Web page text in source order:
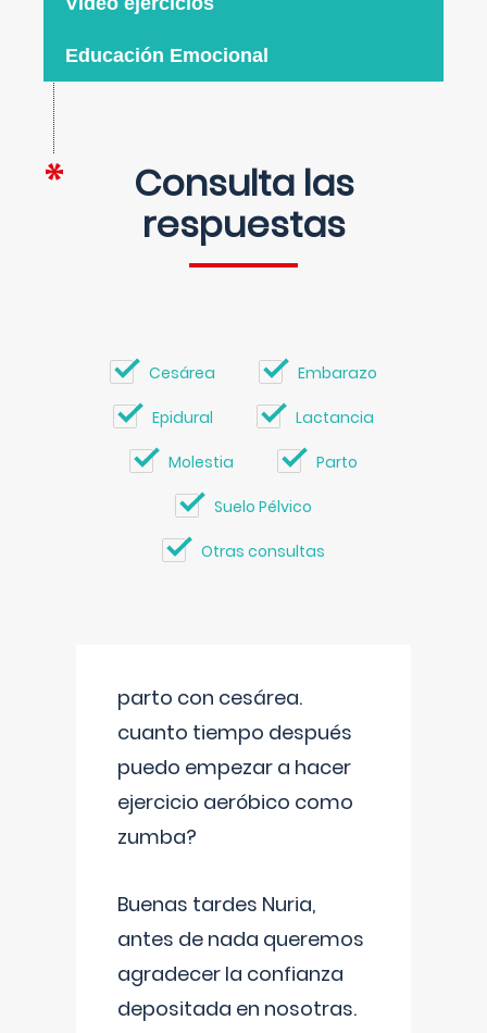
Educación Emocional
Consulta las
respuestas
Cesárea Embarazo
Epidural Lactancia
Molestia Parto
Suelo Pélvico
Otras consultas
parto con cesárea.
cuanto tiempo después
puedo empezar a hacer
ejercicio aeróbico como
zumba?
Buenas tardes Nuria,
antes de nada queremos
agradecer la confianza
depositada en nosotras.